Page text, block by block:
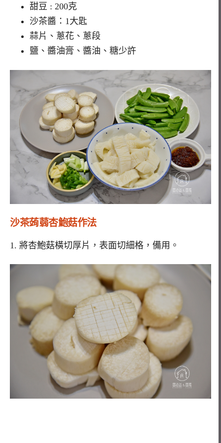
甜豆 : 200克
沙茶醬：1大匙
蒜片、蔥花、蔥段
鹽、醬油膏、醬油、糖少許
沙茶蒟蒻杏鮑菇作法
1. 將杏鮑菇橫切厚片，表面切細格，備用。